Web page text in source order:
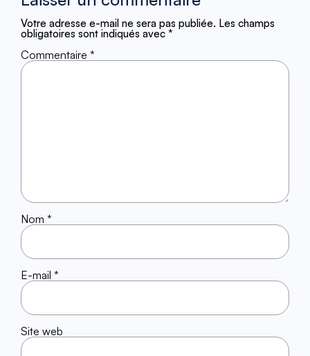
Votre adresse e-mail ne sera pas publiée. Les champs
obligatoires sont indiqués avec *
Commentaire *
Nom *
E-mail *
Site web